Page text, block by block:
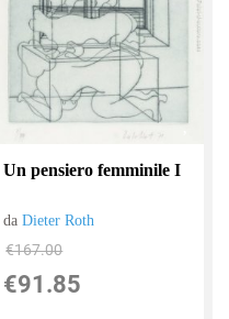
Un pensiero femminile I
daDieter Roth
€167.00
€91.85